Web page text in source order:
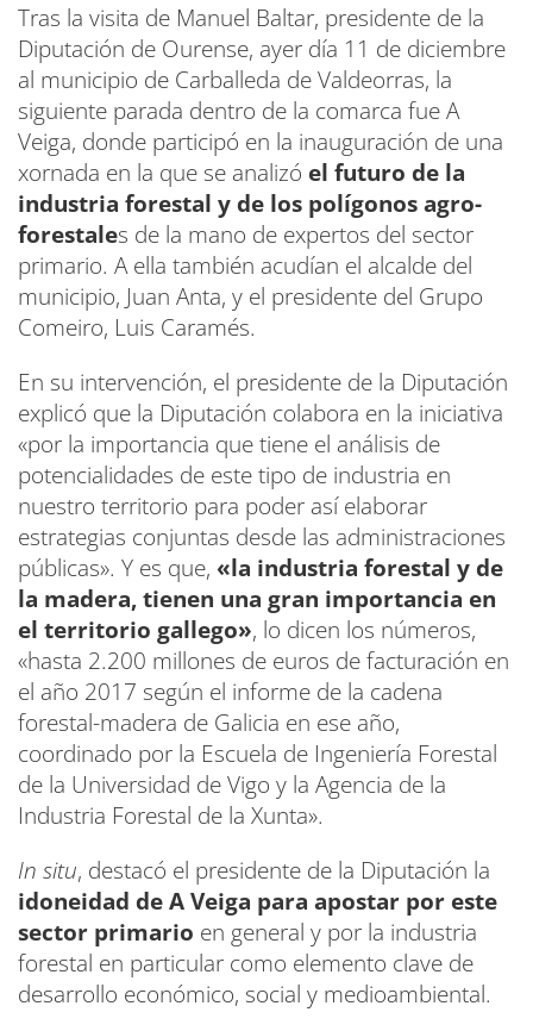
Tras la visita de Manuel Baltar, presidente de la
Diputación de Ourense, ayer día 11 de diciembre
al municipio de Carballeda de Valdeorras, la
siguiente parada dentro de la comarca fue A
Veiga, donde participó en la inauguración de una
xornada en la que se analizó el futuro de la
industria forestal y de los polígonos agro-
forestales de la mano de expertos del sector
primario. A ella también acudían el alcalde del
municipio, Juan Anta, y el presidente del Grupo
Comeiro, Luis Caramés.
En su intervención, el presidente de la Diputación
explicó que la Diputación colabora en la iniciativa
«por la importancia que tiene el análisis de
potencialidades de este tipo de industria en
nuestro territorio para poder así elaborar
estrategias conjuntas desde las administraciones
públicas». Y es que, «la industria forestal y de
la madera, tienen una gran importancia en
el territorio gallego», lo dicen los números,
«hasta 2.200 millones de euros de facturación en
el año 2017 según el informe de la cadena
forestal-madera de Galicia en ese año,
coordinado por la Escuela de Ingeniería Forestal
de la Universidad de Vigo y la Agencia de la
Industria Forestal de la Xunta».
In situ, destacó el presidente de la Diputación la
idoneidad de A Veiga para apostar por este
sector primario en general y por la industria
forestal en particular como elemento clave de
desarrollo económico, social y medioambiental.